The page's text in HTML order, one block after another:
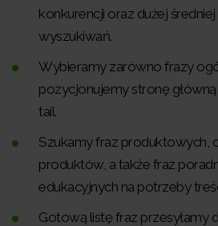
konkurencji oraz dużej
wyszukiwań.
Wybieramy zarówno frazy
pozycjonujemy stronę
tail.
Szukamy fraz produktowych,
produktów, a także fraz
edukacyjnych na potrzeby
Gotową listę fraz przesyłamy